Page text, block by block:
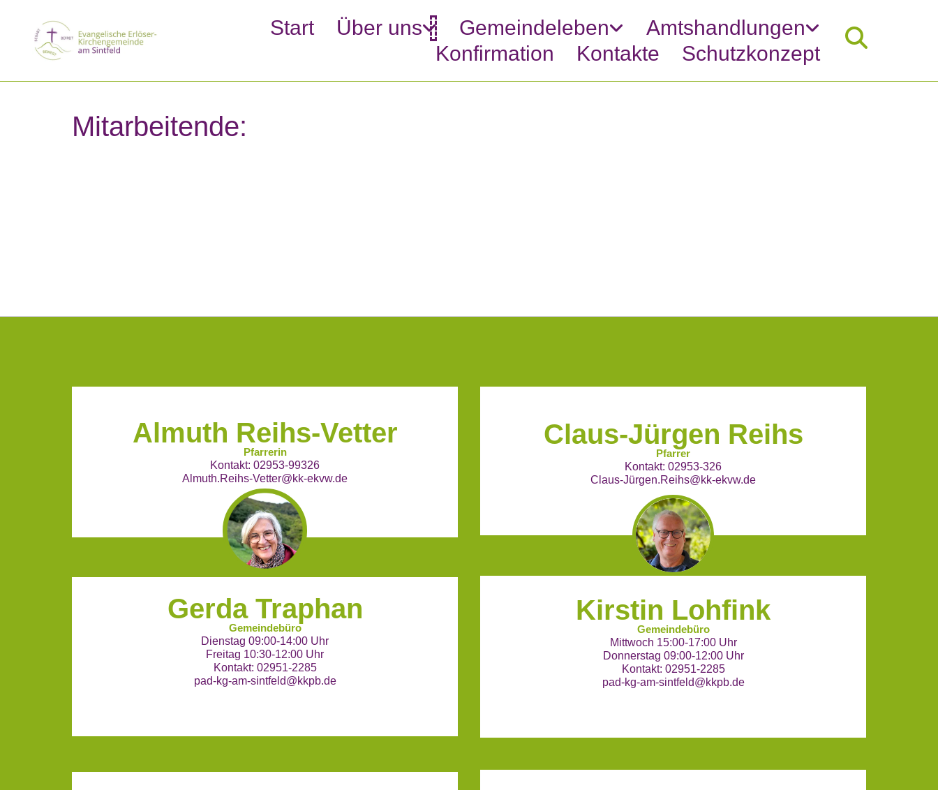
Zum Inhalt springen
Start Über uns Gemeindeleben
Amtshandlungen
Konfirmation
Kontakte Schutzkonzept
Mitarbeitende:
Almuth Reihs-Vetter
Pfarrerin
Kontakt: 02953-99326
Almuth.Reihs-Vetter@kk-ekvw.de
Gerda Traphan
Gemeindebüro
Dienstag 09:00-14:00 Uhr
Freitag 10:30-12:00 Uhr
Kontakt: 02951-2285
pad-kg-am-sintfeld@kkpb.de
Claus-Jürgen Reihs
Pfarrer
Kontakt: 02953-326
Claus-Jürgen.Reihs@kk-ekvw.de
Kirstin Lohfink
Gemeindebüro
Mittwoch 15:00-17:00 Uhr
Donnerstag 09:00-12:00 Uhr
Kontakt: 02951-2285
pad-kg-am-sintfeld@kkpb.de